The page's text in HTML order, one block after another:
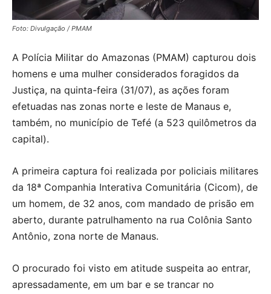
Foto: Divulgação / PMAM
A Polícia Militar do Amazonas (PMAM) capturou dois
homens e uma mulher considerados foragidos da
Justiça, na quinta-feira (31/07), as ações foram
efetuadas nas zonas norte e leste de Manaus e,
também, no município de Tefé (a 523 quilômetros da
capital).
A primeira captura foi realizada por policiais militares
da 18ª Companhia Interativa Comunitária (Cicom), de
um homem, de 32 anos, com mandado de prisão em
aberto, durante patrulhamento na rua Colônia Santo
Antônio, zona norte de Manaus.
O procurado foi visto em atitude suspeita ao entrar,
apressadamente, em um bar e se trancar no